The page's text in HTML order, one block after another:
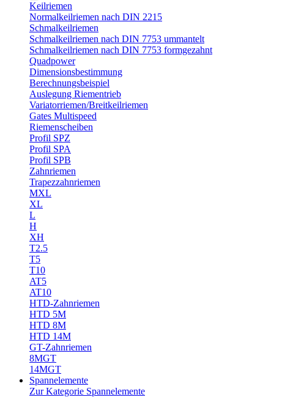
Keilriemen
Normalkeilriemen nach DIN 2215
Schmalkeilriemen
Schmalkeilriemen nach DIN 7753 ummantelt
Schmalkeilriemen nach DIN 7753 formgezahnt
Quadpower
Dimensionsbestimmung
Berechnungsbeispiel
Auslegung Riementrieb
Variatorriemen/Breitkeilriemen
Gates Multispeed
Riemenscheiben
Profil SPZ
Profil SPA
Profil SPB
Zahnriemen
Trapezzahnriemen
MXL
XL
L
H
XH
T2.5
T5
T10
AT5
AT10
HTD-Zahnriemen
HTD 5M
HTD 8M
HTD 14M
GT-Zahnriemen
8MGT
14MGT
Spannelemente
Zur Kategorie Spannelemente